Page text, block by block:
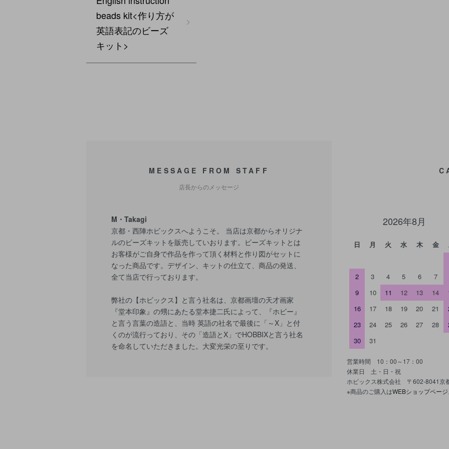
beads kit<作り方が
英語表記のビーズ
キット>
MESSAGE FROM STAFF
店長からのメッセージ
M・Takagi
京都・西陣ホビックスへようこそ。 当店は京都からオリジナ
ルのビーズキットを販売していおります。ビーズキットとは
お客様がご自身で作品を作って頂く材料と作り図がセットに
なった商品です。デザイン、キットの仕立て、商品の発送、
全て当店で行っております。
弊社の【ホビックス】と言う社名は、京都画壇の天才画家
『堂本印象』の甥にあたる堂本捷二氏によって、『ホビー』
と言う言葉の造語と、当時 英語の社名で最後に「～X」と付
くのが流行っており、その「造語とX」でHOBBIXと言う社名
を命名していただきました。大変光栄の至りです。
2026年8月
日 月 火 水 木 金
2
3 4 5 6 7
9
10 11 12 13 14
16
17 18 19 20 21
23
24 25 26 27 28
30
31
営業時間 10：00～17：00
休業日 土・日・祝
ホビックス株式会社 〒602-8041京
※商品のご購入はWEBショップページ